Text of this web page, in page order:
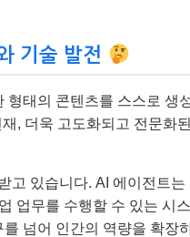
기술 발전
태의 콘텐츠를 스스로 생
, 더욱 고도화되고 전문화
고 있습니다. AI 에이전트
업무를 수행할 수 있는 시
넘어 인간의 역량을 확장